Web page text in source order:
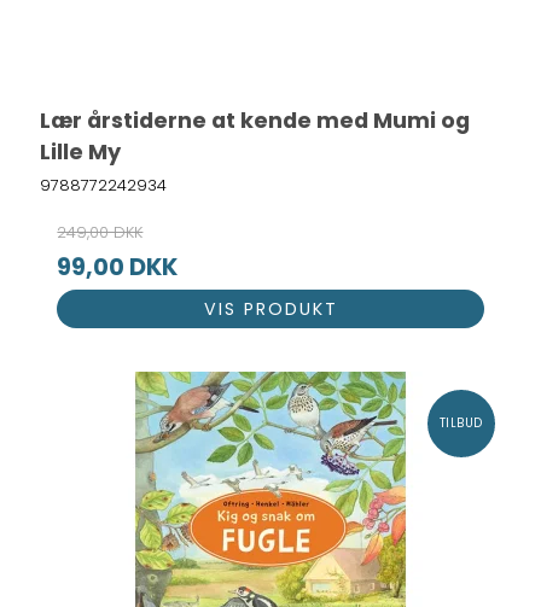
Lær årstiderne at kende med Mumi og
Lille My
9788772242934
249,00 DKK
99,00 DKK
VIS PRODUKT
TILBUD